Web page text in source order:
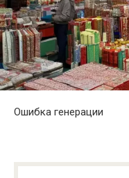
Ошибка генерации